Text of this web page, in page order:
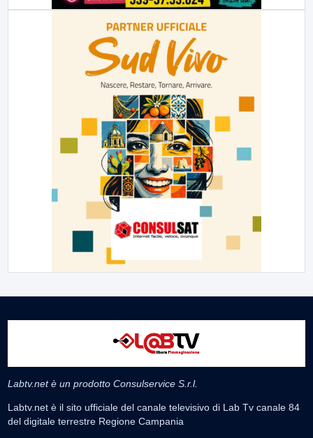
Labtv.net è un prodotto Consulservice S.r.l.
Labtv.net è il sito ufficiale del canale televisivo di Lab Tv canale 84
del digitale terrestre Regione Campania